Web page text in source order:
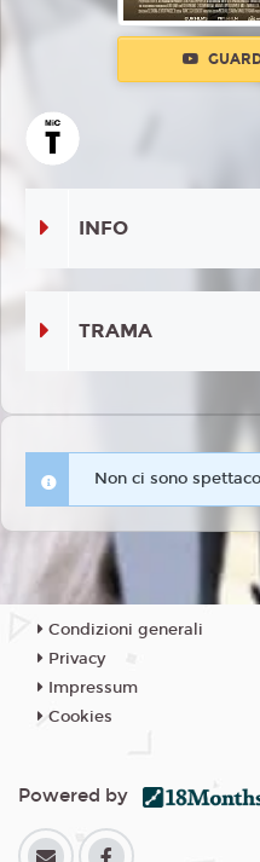
INFO
TRAMA
Non ci sono
Condizioni generali
Privacy
Impressum
Cookies
Powered by